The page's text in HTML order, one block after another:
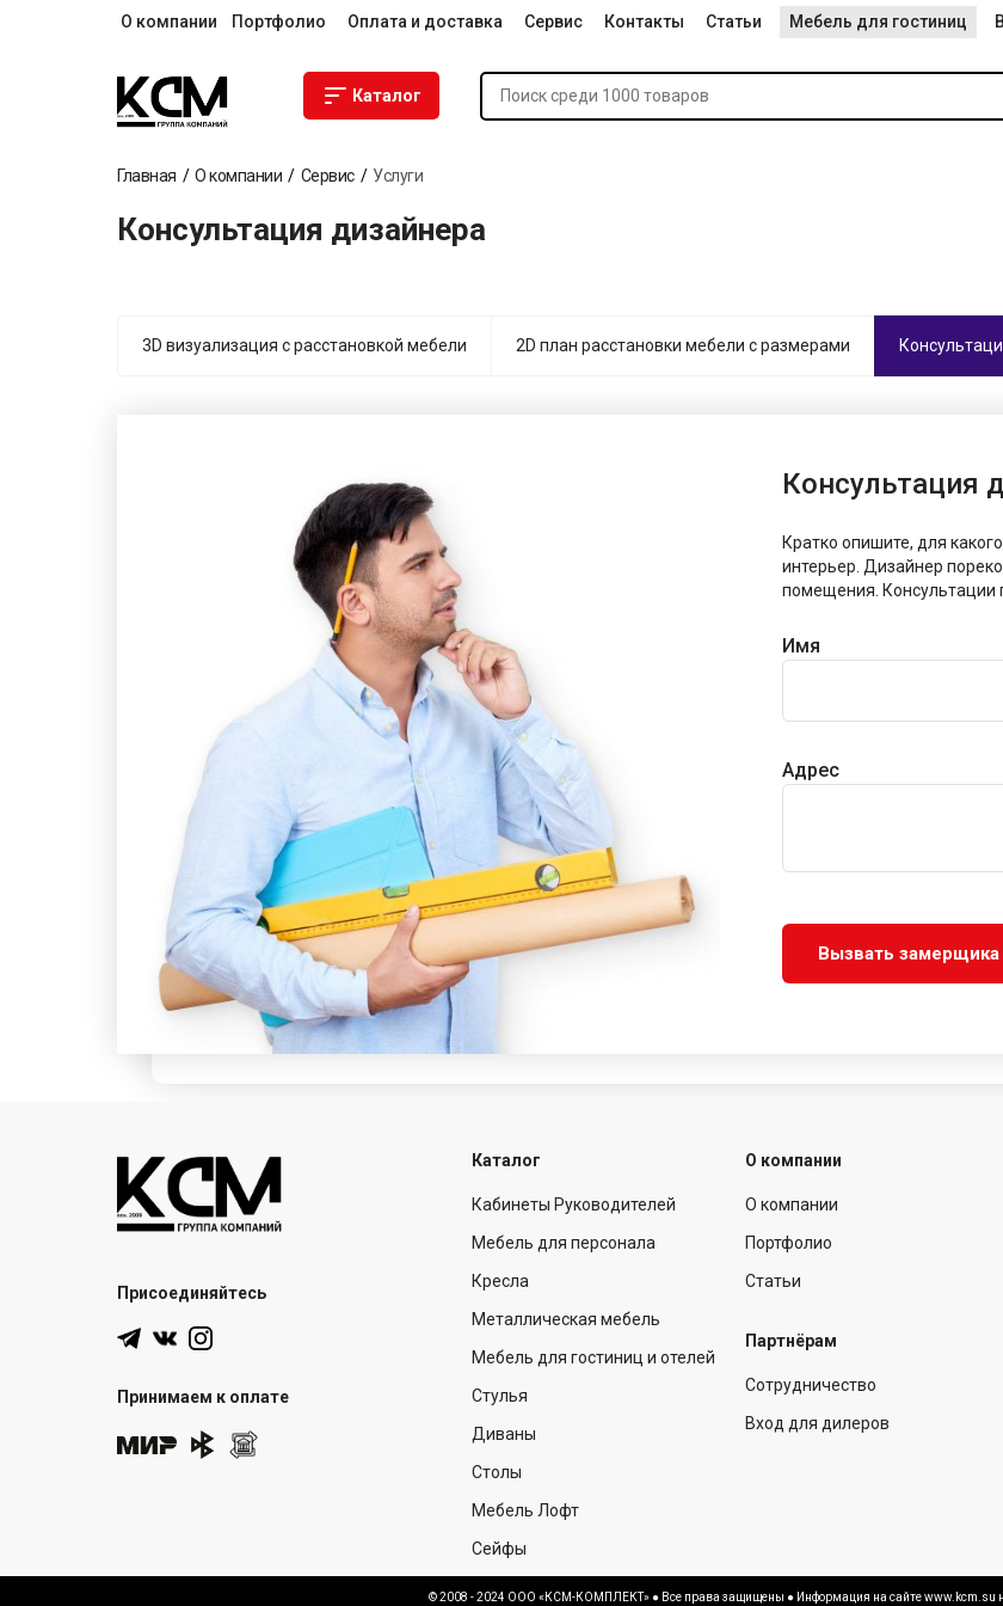
О компании Портфолио Оплата и доставка Сервис Контакты Статьи Мебель для гостиниц
Каталог
Главная О компании Сервис Услуги
Консультация дизайнера
3D визуализация с расстановкой мебели 2D план расстановки мебели с размерами
Консультация
Кратко опишите, для
интерьер. Дизайнер
помещения. Консультации
Имя
Адрес
Вызвать замерщика
Присоединяйтесь
Принимаем к оплате
Каталог
Кабинеты Руководителей
Мебель для персонала
Кресла
Металлическая мебель
Мебель для гостиниц и отелей
Стулья
Диваны
Столы
Мебель Лофт
Сейфы
О компании
О компании
Портфолио
Статьи
Партнёрам
Сотрудничество
Вход для дилеров
© 2008 - 2024 ООО «КСМ-КОМПЛЕКТ» ● Все права защищены ● Информация на сайте www.kcm.su не